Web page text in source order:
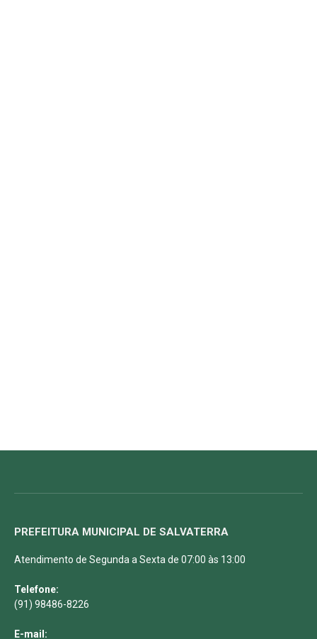
PREFEITURA MUNICIPAL DE SALVATERRA
Atendimento de Segunda a Sexta de 07:00 às 13:00
Telefone:
(91) 98486-8226
E-mail: